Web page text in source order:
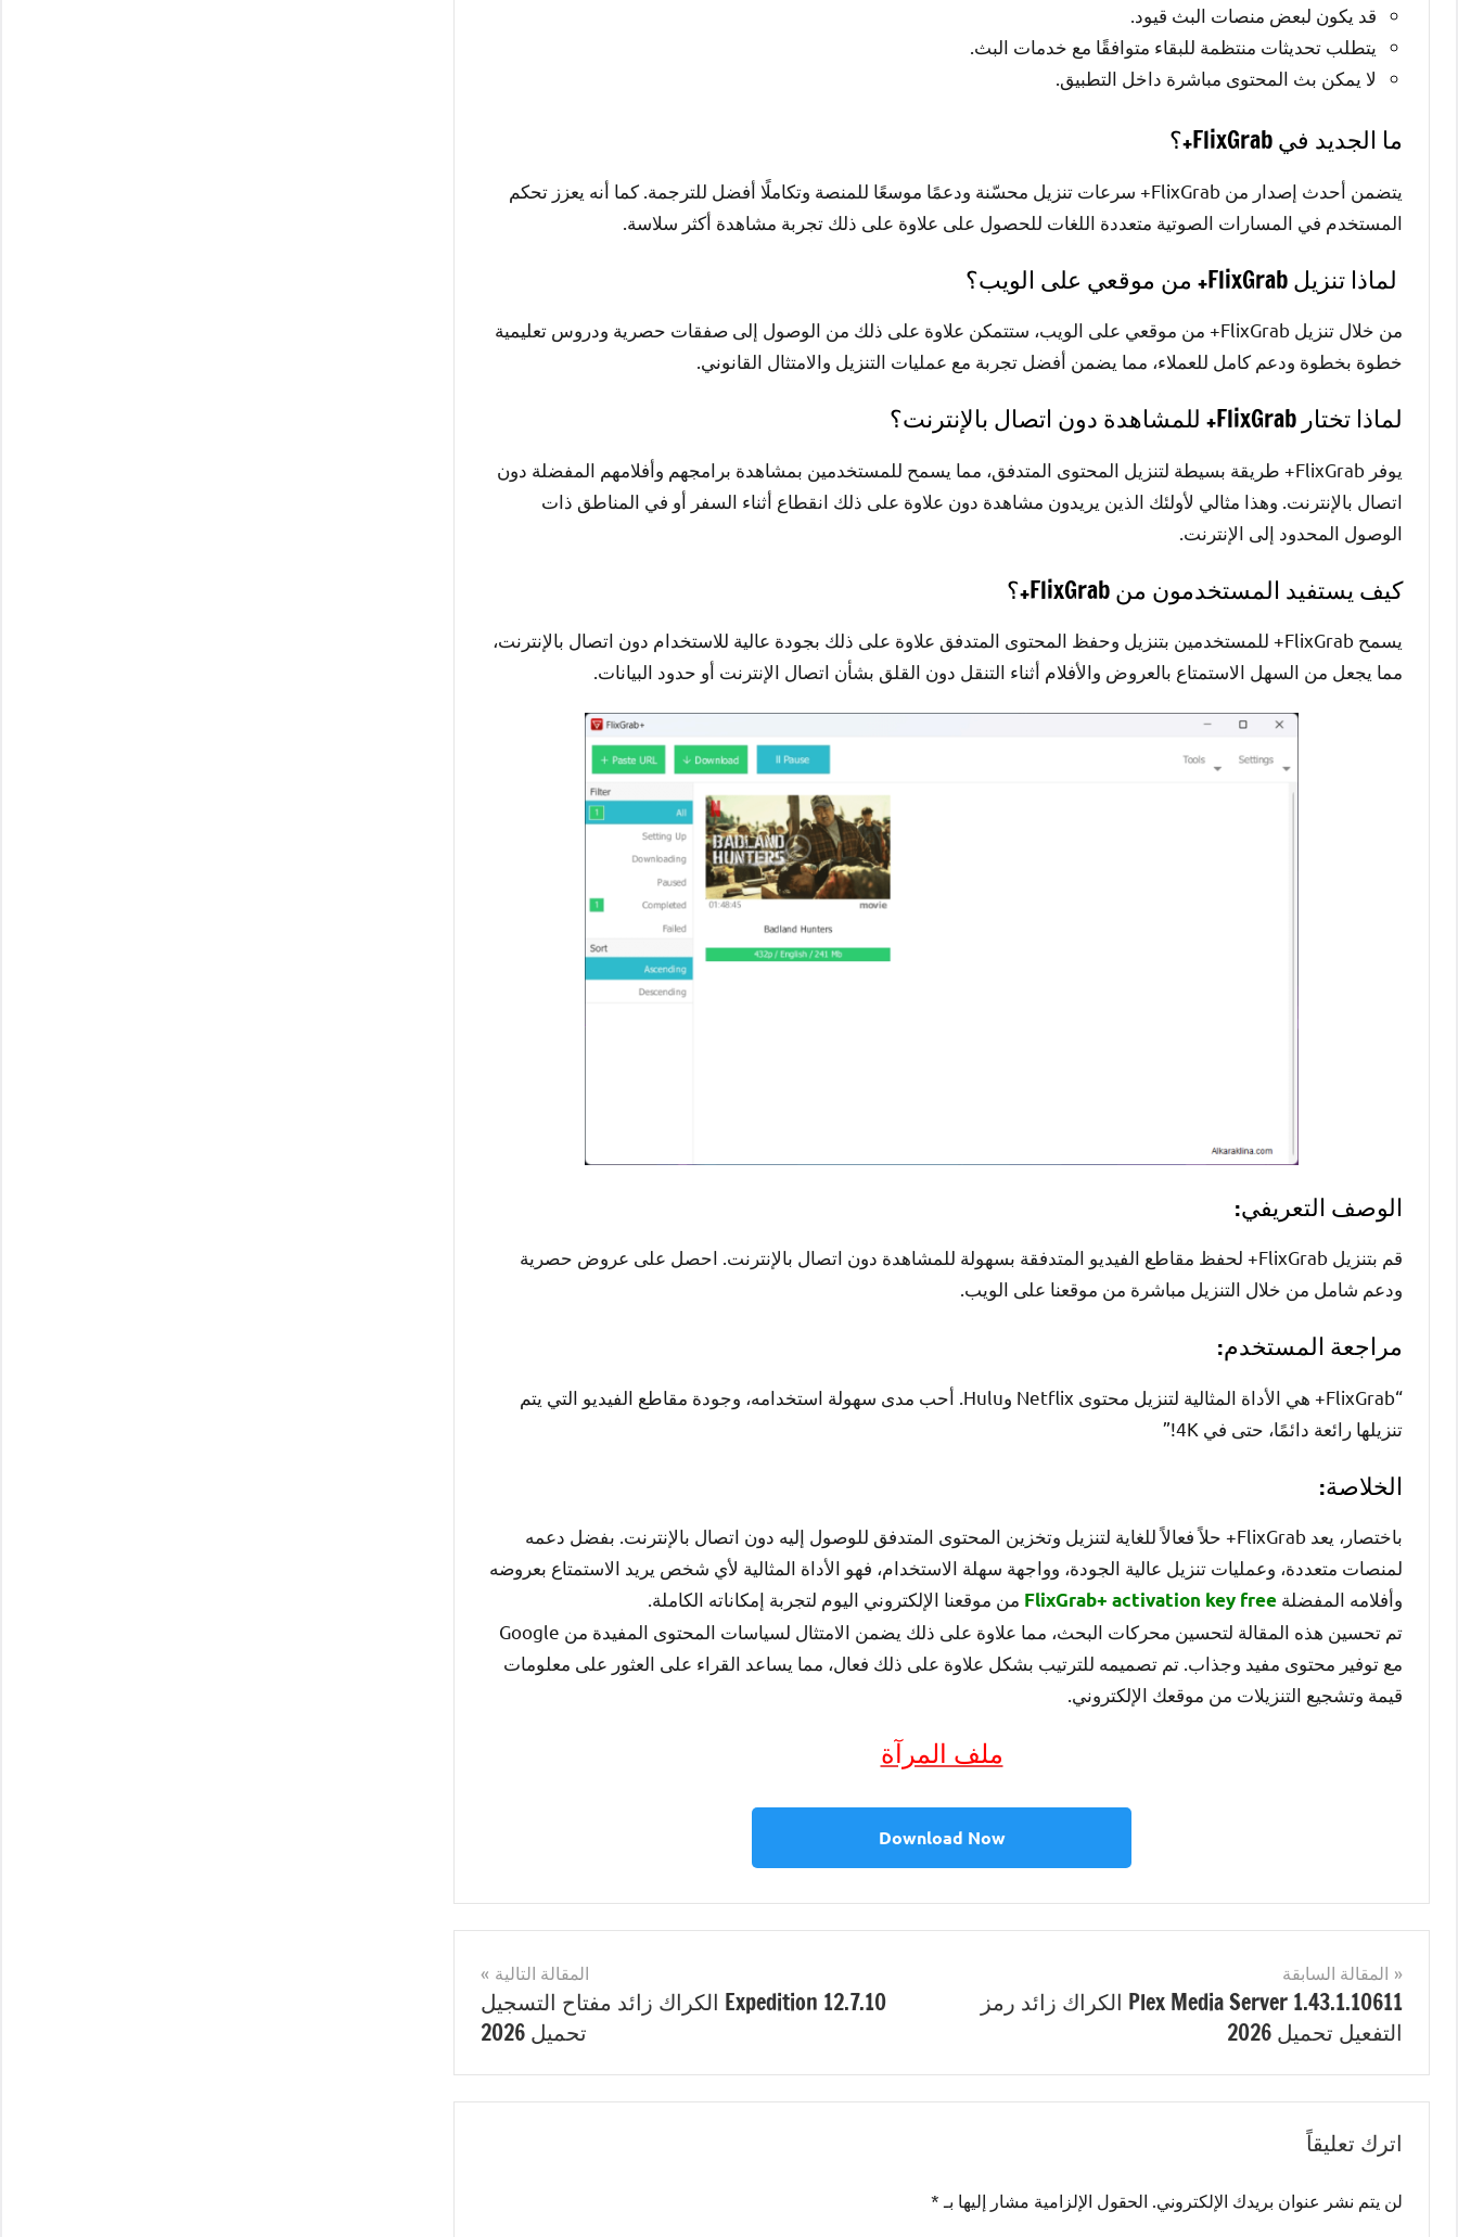
قد يكون لبعض منصات البث قيود.
يتطلب تحديثات منتظمة للبقاء متوافقًا مع خدمات البث.
لا يمكن بث المحتوى مباشرة داخل التطبيق.
ما الجديد في FlixGrab+؟
يتضمن أحدث إصدار من FlixGrab+ سرعات تنزيل محسّنة ودعمًا موسعًا للمنصة وتكاملًا أفضل للترجمة. كما أنه يعزز تحكم
المستخدم في المسارات الصوتية متعددة اللغات للحصول على علاوة على ذلك تجربة مشاهدة أكثر سلاسة.
لماذا تنزيل FlixGrab+ من موقعي على الويب؟
من خلال تنزيل FlixGrab+ من موقعي على الويب، ستتمكن علاوة على ذلك من الوصول إلى صفقات حصرية ودروس تعليمية
خطوة بخطوة ودعم كامل للعملاء، مما يضمن أفضل تجربة مع عمليات التنزيل والامتثال القانوني.
لماذا تختار FlixGrab+ للمشاهدة دون اتصال بالإنترنت؟
يوفر FlixGrab+ طريقة بسيطة لتنزيل المحتوى المتدفق، مما يسمح للمستخدمين بمشاهدة برامجهم وأفلامهم المفضلة دون
اتصال بالإنترنت. وهذا مثالي لأولئك الذين يريدون مشاهدة دون علاوة على ذلك انقطاع أثناء السفر أو في المناطق ذات
الوصول المحدود إلى الإنترنت.
كيف يستفيد المستخدمون من FlixGrab+؟
يسمح FlixGrab+ للمستخدمين بتنزيل وحفظ المحتوى المتدفق علاوة على ذلك بجودة عالية للاستخدام دون اتصال بالإنترنت،
مما يجعل من السهل الاستمتاع بالعروض والأفلام أثناء التنقل دون القلق بشأن اتصال الإنترنت أو حدود البيانات.
الوصف التعريفي:
قم بتنزيل FlixGrab+ لحفظ مقاطع الفيديو المتدفقة بسهولة للمشاهدة دون اتصال بالإنترنت. احصل على عروض حصرية
ودعم شامل من خلال التنزيل مباشرة من موقعنا على الويب.
مراجعة المستخدم:
“FlixGrab+ هي الأداة المثالية لتنزيل محتوى Netflix وHulu. أحب مدى سهولة استخدامه، وجودة مقاطع الفيديو التي يتم
تنزيلها رائعة دائمًا، حتى في 4K!”
الخلاصة:
باختصار، يعد FlixGrab+ حلاً فعالاً للغاية لتنزيل وتخزين المحتوى المتدفق للوصول إليه دون اتصال بالإنترنت. بفضل دعمه
لمنصات متعددة، وعمليات تنزيل عالية الجودة، وواجهة سهلة الاستخدام، فهو الأداة المثالية لأي شخص يريد الاستمتاع بعروضه
وأفلامه المفضلة FlixGrab+ activation key free من موقعنا الإلكتروني اليوم لتجربة إمكاناته الكاملة.
تم تحسين هذه المقالة لتحسين محركات البحث، مما علاوة على ذلك يضمن الامتثال لسياسات المحتوى المفيدة من Google
مع توفير محتوى مفيد وجذاب. تم تصميمه للترتيب بشكل علاوة على ذلك فعال، مما يساعد القراء على العثور على معلومات
قيمة وتشجيع التنزيلات من موقعك الإلكتروني.
ملف المرآة
Download Now
FlixGrab+
احدث
اصدار,
رمز
FlixGrab+
تصفّح
المقالات
المقالة السابقة
Plex Media Server 1.43.1.10611 الكراك زائد رمز
التفعيل تحميل 2026
المقالة التالية
Expedition 12.7.10 الكراك زائد مفتاح التسجيل
تحميل 2026
اترك تعليقاً
لن يتم نشر عنوان بريدك الإلكتروني. الحقول الإلزامية مشار إليها بـ *